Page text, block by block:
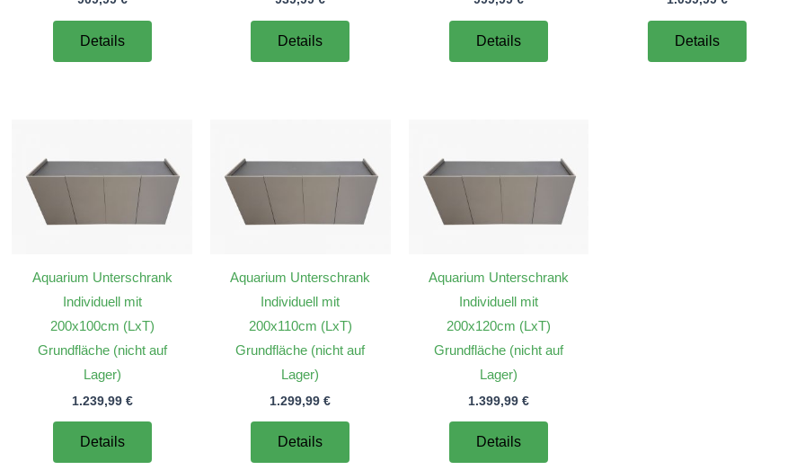
Details Details Details Details
Aquarium Unterschrank
Individuell mit
200x100cm (LxT)
Grundfläche (nicht auf
Lager)
1.239,99 €
Details
Aquarium Unterschrank
Individuell mit
200x110cm (LxT)
Grundfläche (nicht auf
Lager)
1.299,99€
Details
Aquarium Unterschrank
Individuell mit
200x120cm (LxT)
Grundfläche (nicht auf
Lager)
1.399,99 €
Details